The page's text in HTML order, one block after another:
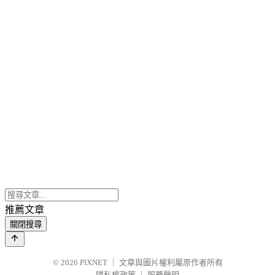
推薦文章
關閉搜尋
© 2026 PIXNET
文章與圖片權利屬原作者所有